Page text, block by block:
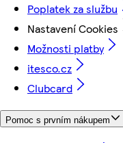
Poplatek za službu
Nastavení Cookies
Možnosti platby
itesco.cz
Clubcard
Pomoc s prvním nákupem